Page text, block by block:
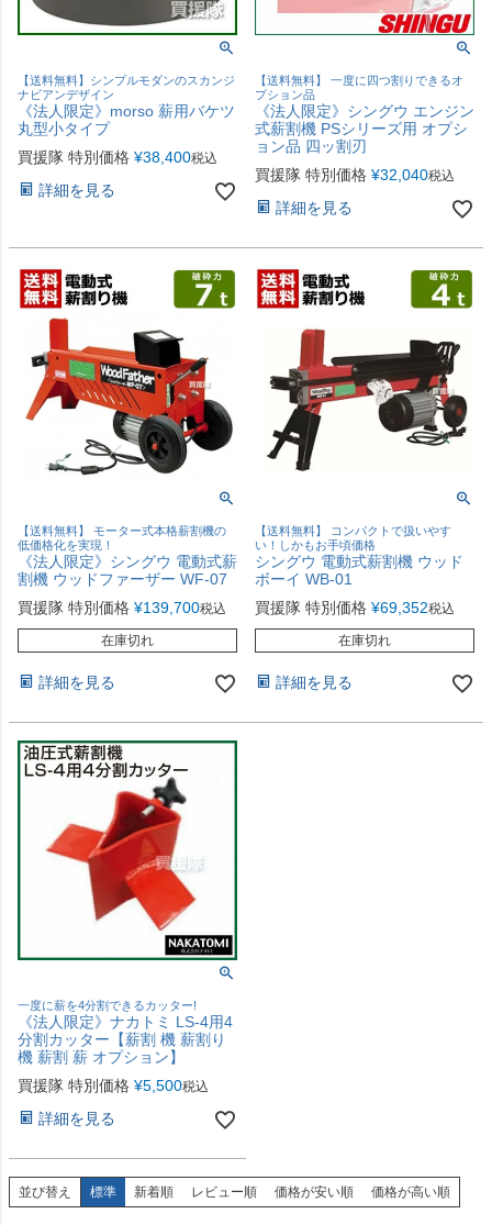
【送料無料】シンプルモダンのスカンジ
ナビアンデザイン
《法人限定》morso 薪用バケツ
丸型小タイプ
買援隊 特別価格 ¥38,400税込
詳細を見る
【送料無料】 一度に四つ割りできるオ
プション品
《法人限定》シングウ エンジン
式薪割機 PSシリーズ用 オプシ
ョン品 四ッ割刃
買援隊 特別価格 ¥32,040税込
詳細を見る
【送料無料】 モーター式本格薪割機の
低価格化を実現！
《法人限定》シングウ 電動式薪
割機 ウッドファーザー WF-07
買援隊 特別価格 ¥139,700税込
在庫切れ
詳細を見る
【送料無料】 コンパクトで扱いやす
い！しかもお手頃価格
シングウ 電動式薪割機 ウッド
ボーイ WB-01
買援隊 特別価格 ¥69,352税込
在庫切れ
詳細を見る
一度に薪を4分割できるカッター!
《法人限定》ナカトミ LS-4用4
分割カッター【薪割 機 薪割り
機 薪割 薪 オプション】
買援隊 特別価格 ¥5,500税込
詳細を見る
並び替え 標準 新着順 レビュー順 価格が安い順 価格が高い順